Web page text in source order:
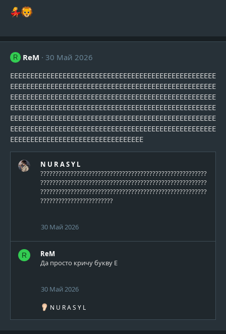
R ReM
30 Май 2026
ЕЕЕЕЕЕЕЕЕЕЕЕЕЕЕЕЕЕЕЕЕЕЕЕЕЕЕЕЕЕЕЕЕЕЕЕЕЕЕЕЕЕЕЕЕЕЕЕЕЕЕ
ЕЕЕЕЕЕЕЕЕЕЕЕЕЕЕЕЕЕЕЕЕЕЕЕЕЕЕЕЕЕЕЕЕЕЕЕЕЕЕЕЕЕЕЕЕЕЕЕЕЕЕ
ЕЕЕЕЕЕЕЕЕЕЕЕЕЕЕЕЕЕЕЕЕЕЕЕЕЕЕЕЕЕЕЕЕЕЕЕЕЕЕЕЕЕЕЕЕЕЕЕЕЕЕ
ЕЕЕЕЕЕЕЕЕЕЕЕЕЕЕЕЕЕЕЕЕЕЕЕЕЕЕЕЕЕЕЕЕЕЕЕЕЕЕЕЕЕЕЕЕЕЕЕЕЕЕ
ЕЕЕЕЕЕЕЕЕЕЕЕЕЕЕЕЕЕЕЕЕЕЕЕЕЕЕЕЕЕЕЕЕЕЕЕЕЕЕЕЕЕЕЕЕЕЕЕЕЕЕ
ЕЕЕЕЕЕЕЕЕЕЕЕЕЕЕЕЕЕЕЕЕЕЕЕЕЕЕЕЕЕЕЕЕЕЕЕЕЕЕЕЕЕЕЕЕЕЕЕЕЕЕ
ЕЕЕЕЕЕЕЕЕЕЕЕЕЕЕЕЕЕЕЕЕЕЕЕЕЕЕЕЕЕЕЕЕ
N U R A S Y L
???????????????????????????????????????????????????????
???????????????????????????????????????????????????????
???????????????????????????????????????????????????????
????????????????????????
30 Май 2026
R
ReM
Да просто кричу букву Е
30 Май 2026
Р
а
N U R A S Y L